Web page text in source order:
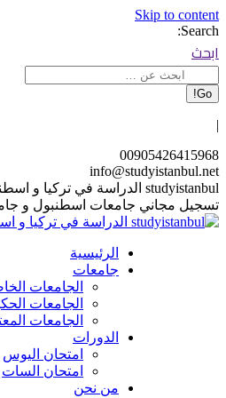
Skip to content
Search:
ابحث
|
00905426415968
info@studyistanbul.net
studyistanbul الدراسة في تركيا و اسطنبول
تسجيل مجاني جامعات اسطنبول و
الرئيسية
جامعات
الجامعات
الجامعات
الجامعات
الدورات
امتحان اليوس
امتحان السات
من نحن